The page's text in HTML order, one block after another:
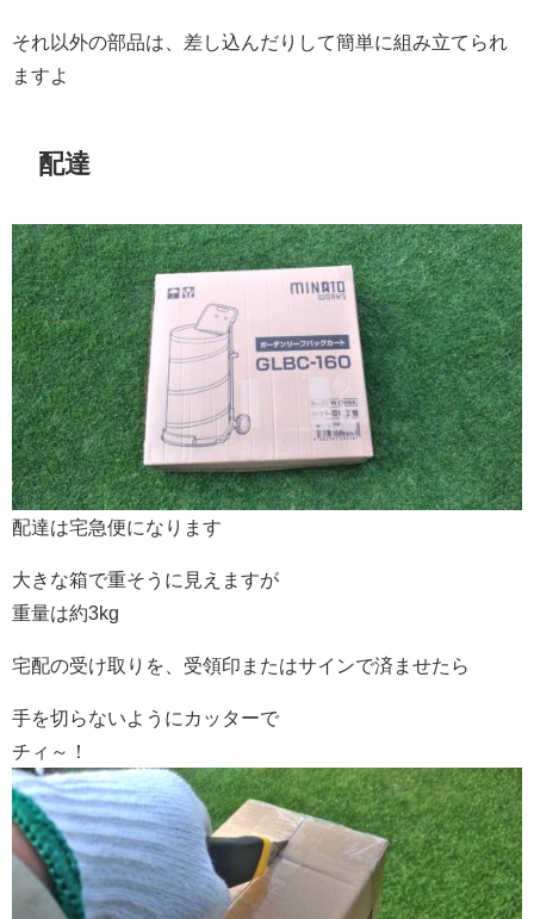
それ以外の部品は、差し込んだりして簡単に組み立てられ
ますよ
配達
配達は宅急便になります
大きな箱で重そうに見えますが
重量は約3kg
宅配の受け取りを、受領印またはサインで済ませたら
手を切らないようにカッターで
チィ～！